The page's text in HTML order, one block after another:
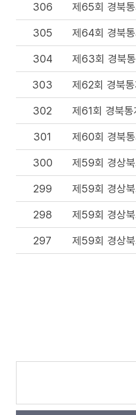
306 제65회 경북
305 제64회 경북
304 제63회 경북
303 제62회 경북
302 제61회 경북통
301 제60회 경북
300 제59회 경상
299 제59회 경상
298 제59회 경상
297 제59회 경상